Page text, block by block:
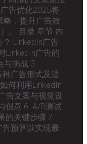
告优化2025将
略，提升广告效
。 目录 章节 内
LinkedIn广告
LinkedIn广告的
与挑战 3.
种广告形式及适
何利用LinkedIn
告文案与视觉设
创意 6. A/B测试
的关键步骤 7.
告预算以实现最